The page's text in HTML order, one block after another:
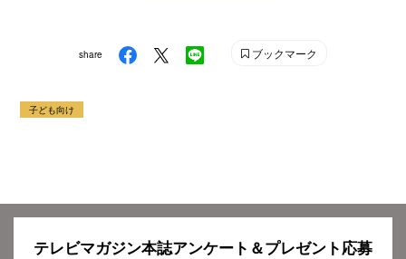
share ブックマーク
子ども向け
テレビマガジン本誌アンケート＆プレゼント応募